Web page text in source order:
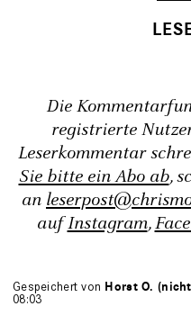
Die
registrierte
Leserkommentar
Sie bitte ein Abo ab,
an
aufInstagram,
Gespeichert von Horst O.
08:03